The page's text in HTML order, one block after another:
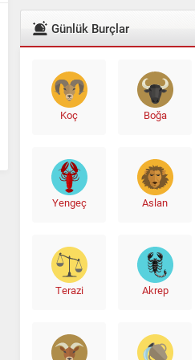
Günlük Burçlar
Koç Boğa
Yengeç Aslan
Terazi Akrep